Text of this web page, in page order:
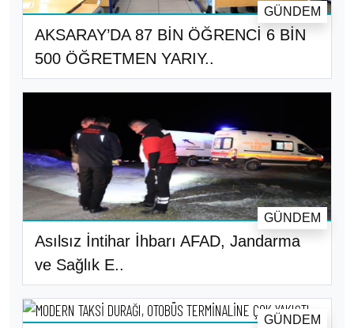
AKSARAY’DA 87 BİN ÖĞRENCİ 6 BİN
500 ÖĞRETMEN YARIY..
GÜNDEM
Asılsız İntihar İhbarı AFAD, Jandarma
ve Sağlık E..
GÜNDEM
GÜNDEM